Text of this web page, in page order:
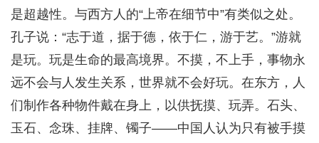
是超越性。与西方人的“上帝在细节中”有类似之处。
孔子说：“志于道，据于德，依于仁，游于艺。”游就
是玩。玩是生命的最高境界。不摸，不上手，事物永
远不会与人发生关系，世界就不会好玩。在东方，人
们制作各种物件戴在身上，以供抚摸、玩弄。石头、
玉石、念珠、挂牌、镯子——中国人认为只有被手摸